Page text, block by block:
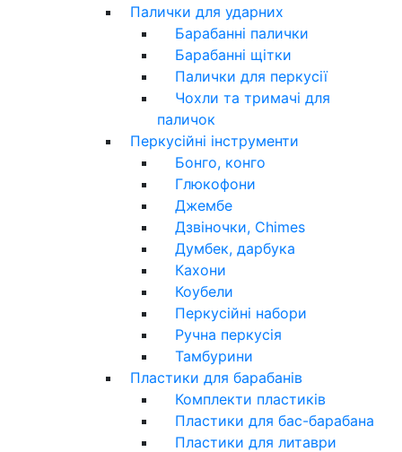
Палички для ударних
Барабанні палички
Барабанні щітки
Палички для перкусії
Чохли та тримачі для
паличок
Перкусійні інструменти
Бонго, конго
Глюкофони
Джембе
Дзвіночки, Chimes
Думбек, дарбука
Кахони
Коубели
Перкусійні набори
Ручна перкусія
Тамбурини
Пластики для барабанів
Комплекти пластиків
Пластики для бас-барабана
Пластики для литаври